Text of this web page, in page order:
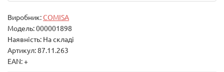
Виробник:COMISA
Модель:000001898
Наявність: На складі
Артикул: 87.11.263
EAN: +